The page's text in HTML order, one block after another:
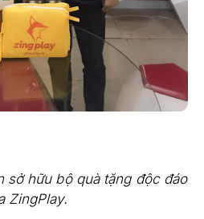
sở hữu bộ quà tặng độc đáo
ZingPlay.